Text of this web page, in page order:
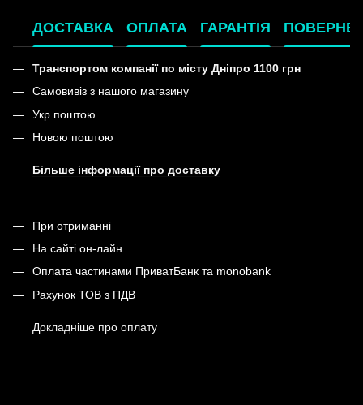
ДОСТАВКА ОПЛАТА ГАРАНТІЯ
Транспортом компанії по місту Дніпро 1100 грн
Самовивіз з нашого магазину
Укр поштою
Новою поштою
Більше інформації про доставку
При отриманні
На сайті он-лайн
Оплата частинами ПриватБанк та monobank
Рахунок ТОВ з ПДВ
Докладніше про оплату